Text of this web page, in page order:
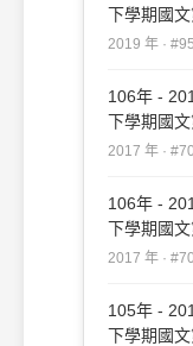
下學期國
#95193
2019 年 ·
106年 -
下學期國
#70183
2017 年 ·
106年 -
下學期國
#70008
2017 年 ·
105年 -
下學期國